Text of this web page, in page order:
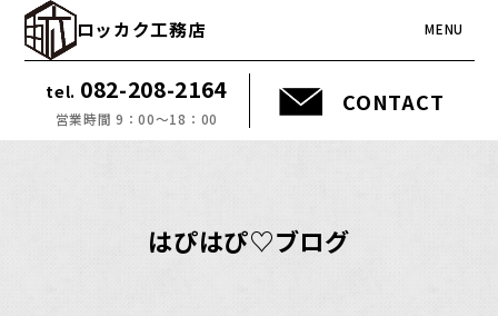
ロッカク工務店 MENU
tel. 082-208-2164
営業時間 9：00～18：00
CONTACT
はぴはぴ♡ブログ